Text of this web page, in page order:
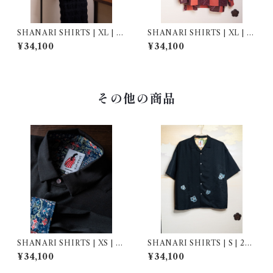
SHANARI SHIRTS | XL | 2
51022
¥34,100
SHANARI SHIRTS | XL | 2
51046
¥34,100
その他の商品
SHANARI SHIRTS | XS | 2
62027
¥34,100
SHANARI SHIRTS | S | 264
038
¥34,100